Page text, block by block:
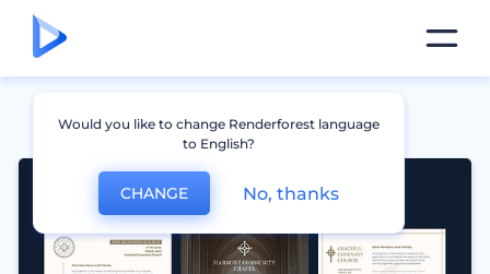
Would you like to change Renderforest language
to English?
CHANGE No, thanks